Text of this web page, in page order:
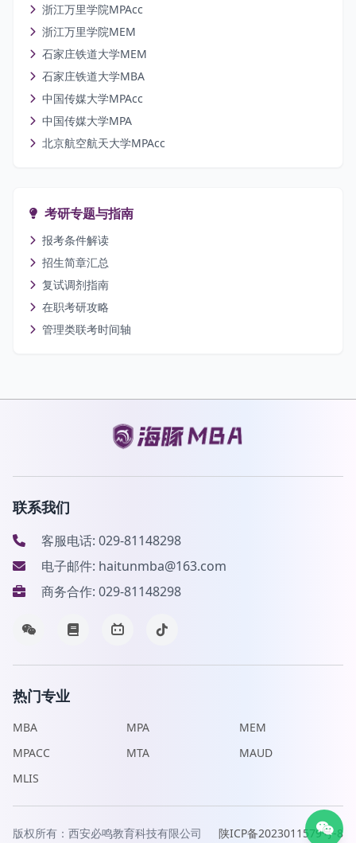
浙江万里学院MPAcc
浙江万里学院MEM
石家庄铁道大学MEM
石家庄铁道大学MBA
中国传媒大学MPAcc
中国传媒大学MPA
北京航空航天大学MPAcc
考研专题与指南
报考条件解读
招生简章汇总
复试调剂指南
在职考研攻略
管理类联考时间轴
联系我们
客服电话: 029-81148298
电子邮件: haitunmba@163.com
商务合作: 029-81148298
热门专业
MBA MPA
MEM
MPACC
MTA
MAUD
MLIS
版权所有：西安必鸣教育科技有限公司 陕ICP备2023011579号-8